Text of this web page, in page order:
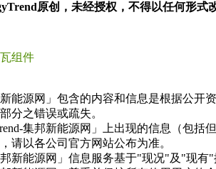
原创，未经授权，不得以任何形式
组件
新能源网」包含的内容和信息是根据公
分之错误或疏失。
集邦新能源网」上出现的信息（包
请以各公司官方网站公布为准。
邦新能源网」信息服务基于"现况"及"现